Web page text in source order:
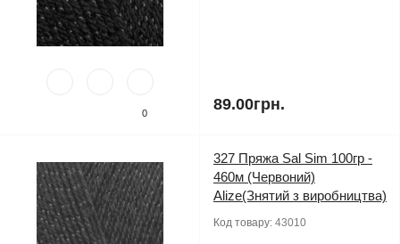
0 89.00грн.
327 Пряжа Sal Sim 100гр -
460м (Червоний)
Alize(Знятий з виробництва)
Код товару: 43010